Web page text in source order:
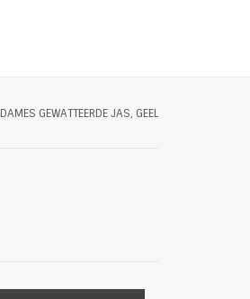
DAMES GEWATTEERDE JAS, GEEL